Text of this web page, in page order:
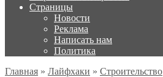
Страницы
Новости
Реклама
Написать нам
Политика
Главная » Лайфхаки » Строительство